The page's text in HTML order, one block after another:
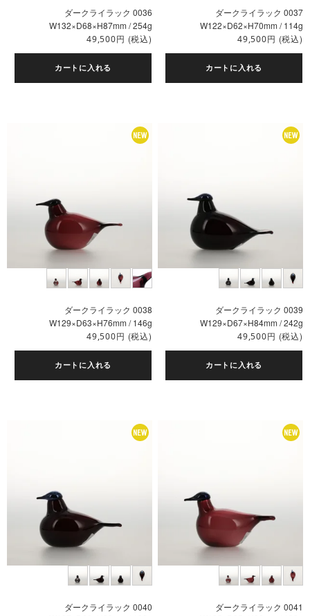
ダークライラック 0036
W132×D68×H87mm / 254g
49,500円 (税込)
カートに入れる
ダークライラック 0037
W122×D62×H70mm / 114g
49,500円 (税込)
カートに入れる
ダークライラック 0038
W129×D63×H76mm / 146g
49,500円 (税込)
カートに入れる
ダークライラック 0039
W129×D67×H84mm / 242g
49,500円 (税込)
カートに入れる
ダークライラック 0040
ダークライラック 0041